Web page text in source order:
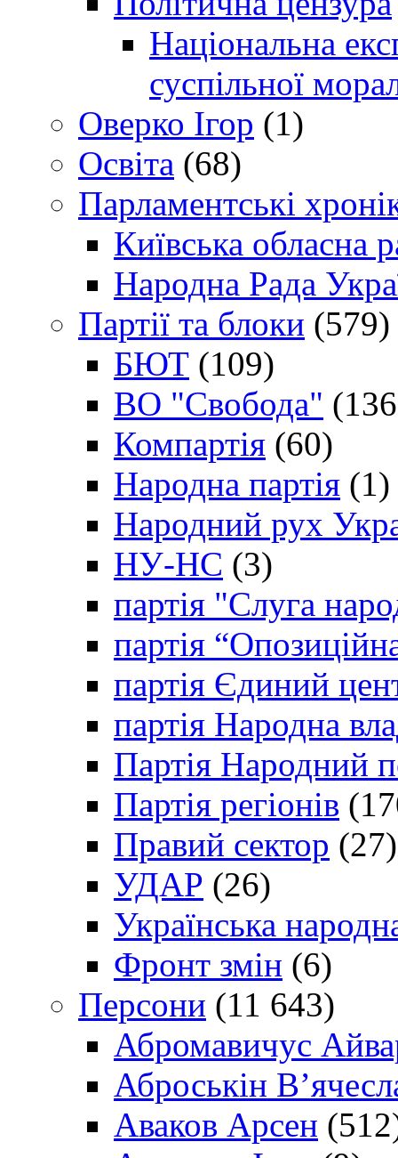
Національна
суспільної
Оверко Ігор (1)
Освіта (68)
Парламентські
Київська обласна
Народна Рада
Партії та блоки (579)
БЮТ (109)
ВО "Свобода"
Компартія (60)
Народна партія (1)
Народний рух
НУ-НС (3)
партія "Слуга
партія
партія Єдиний
партія Народна
Партія Народний
Партія регіонів
Правий сектор (27)
УДАР (26)
Українська
Фронт змін (6)
Персони (11 643)
Абромавичус
Аброськін
Аваков Арсен